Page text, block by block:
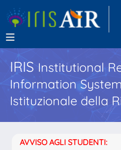
IRISInstitutional
Information System
Istituzionale della
AVVISO AGLI STUDENTI: